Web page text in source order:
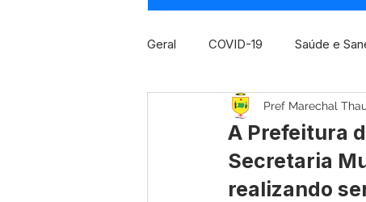
Geral COVID-19 Saúde e
Infra, Obra e Transporte
Concursos Comunicado
A Prefeitura
Secretaria
realizando
Pref Marechal